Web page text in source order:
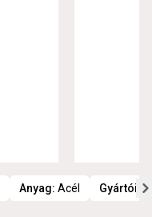
Anyag: Acél Gyártói